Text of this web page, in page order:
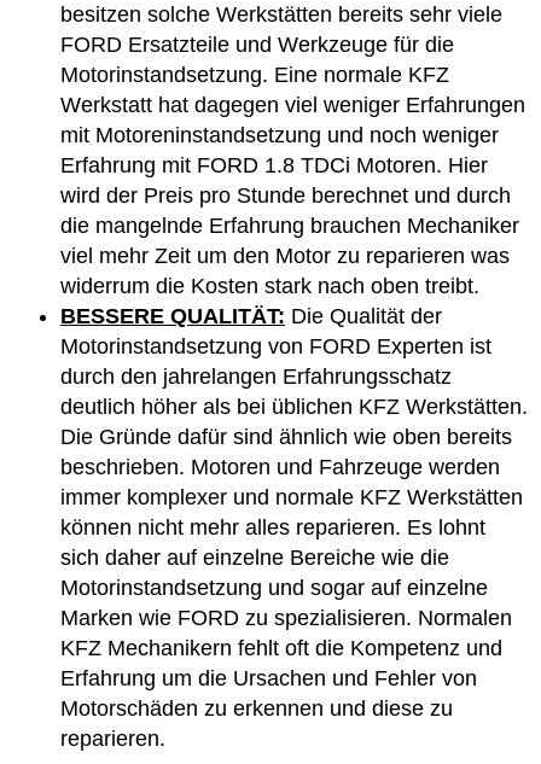
besitzen solche Werkstätten bereits sehr viele
FORD Ersatzteile und Werkzeuge für die
Motorinstandsetzung. Eine normale KFZ
Werkstatt hat dagegen viel weniger Erfahrungen
mit Motoreninstandsetzung und noch weniger
Erfahrung mit FORD 1.8 TDCi Motoren. Hier
wird der Preis pro Stunde berechnet und durch
die mangelnde Erfahrung brauchen Mechaniker
viel mehr Zeit um den Motor zu reparieren was
widerrum die Kosten stark nach oben treibt.
BESSERE QUALITÄT: Die Qualität der
Motorinstandsetzung von FORD Experten ist
durch den jahrelangen Erfahrungsschatz
deutlich höher als bei üblichen KFZ Werkstätten.
Die Gründe dafür sind ähnlich wie oben bereits
beschrieben. Motoren und Fahrzeuge werden
immer komplexer und normale KFZ Werkstätten
können nicht mehr alles reparieren. Es lohnt
sich daher auf einzelne Bereiche wie die
Motorinstandsetzung und sogar auf einzelne
Marken wie FORD zu spezialisieren. Normalen
KFZ Mechanikern fehlt oft die Kompetenz und
Erfahrung um die Ursachen und Fehler von
Motorschäden zu erkennen und diese zu
reparieren.